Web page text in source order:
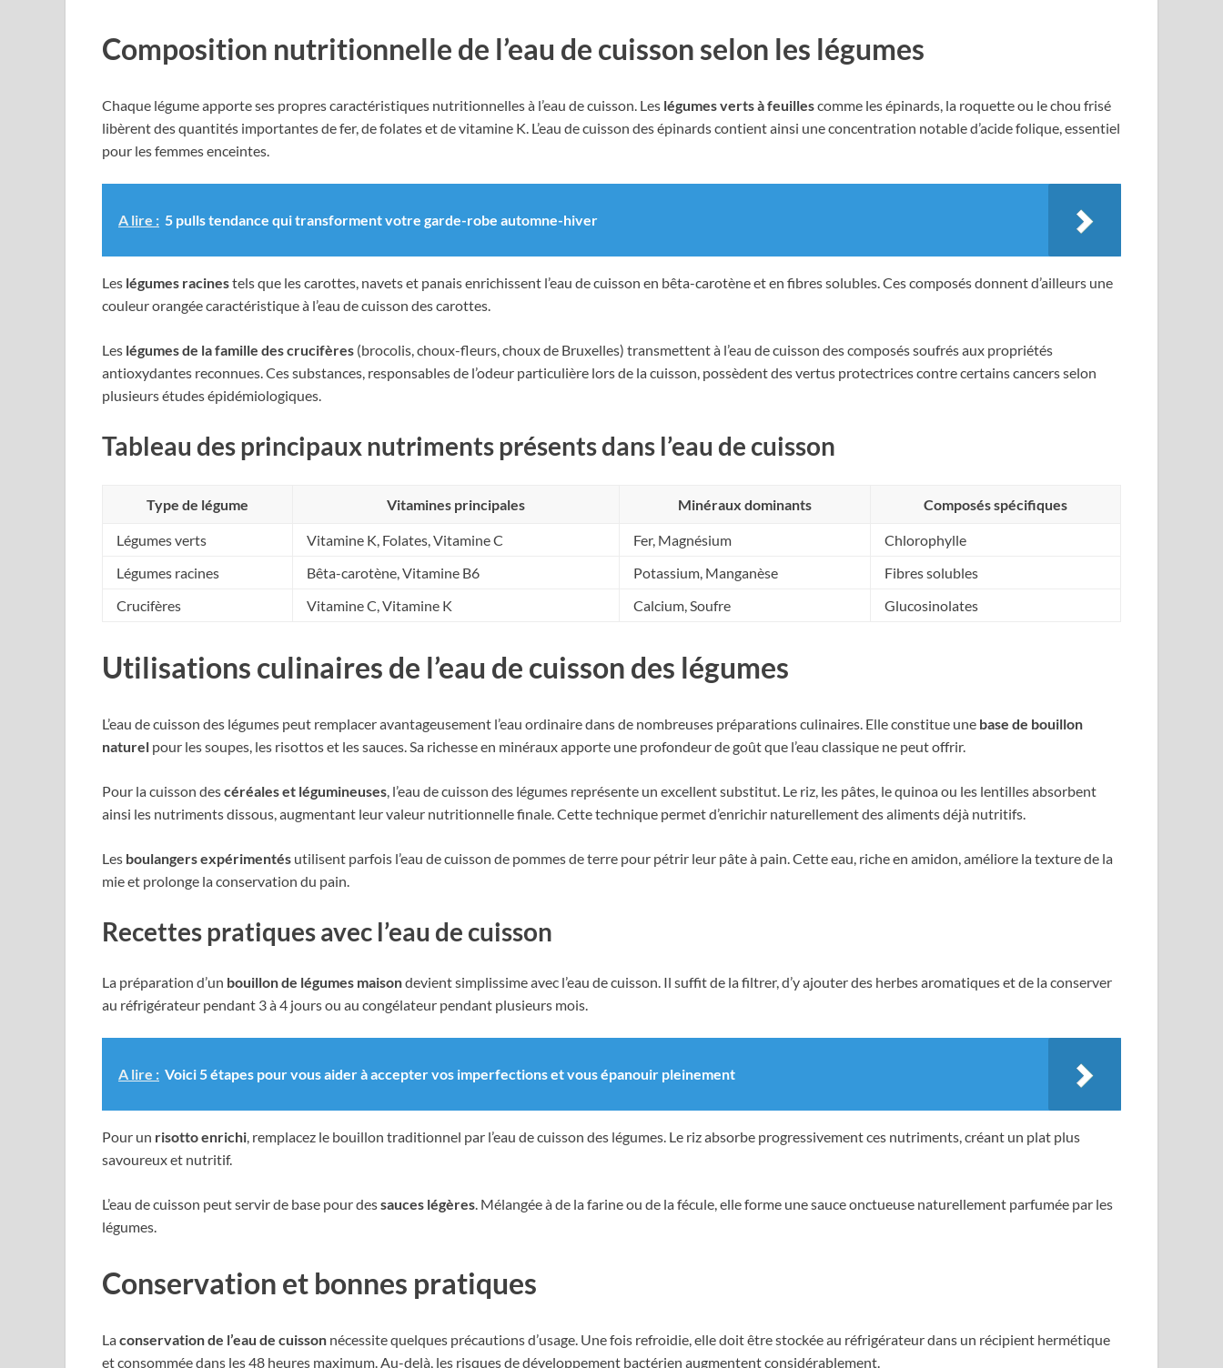
Composition nutritionnelle de l’eau de cuisson selon les légumes
Chaque légume apporte ses propres caractéristiques nutritionnelles à l’eau de cuisson. Les légumes verts à feuillescomme les épinards, la roquette ou le chou frisé
libèrent des quantités importantes de fer, de folates et de vitamine K. L’eau de cuisson des épinards contient ainsi une concentration notable d’acide folique, essentiel
pour les femmes enceintes.
A lire : 5 pulls tendance qui transforment votre garde-robe automne-hiver
Les légumes racinestels que les carottes, navets et panais enrichissent l’eau de cuisson en bêta-carotène et en fibres solubles. Ces composés donnent d’ailleurs une
couleur orangée caractéristique à l’eau de cuisson des carottes.
Les légumes de la famille des crucifères (brocolis, choux-fleurs, choux de Bruxelles) transmettent à l’eau de cuisson des composés soufrés aux propriétés
antioxydantes reconnues. Ces substances, responsables de l’odeur particulière lors de la cuisson, possèdent des vertus protectrices contre certains cancers selon
plusieurs études épidémiologiques.
Tableau des principaux nutriments présents dans l’eau de cuisson
Type de légume Vitamines principales Minéraux dominants Composés spécifiques
Légumes verts Vitamine K, Folates, Vitamine C Fer, Magnésium
Chlorophylle
Légumes racines
Bêta-carotène, Vitamine B6 Potassium, Manganèse
Fibres solubles
Crucifères
Vitamine C, Vitamine K Calcium, Soufre Glucosinolates
Utilisations culinaires de l’eau de cuisson des légumes
L’eau de cuisson des légumes peut remplacer avantageusement l’eau ordinaire dans de nombreuses préparations culinaires. Elle constitue une base de bouillon
naturel pour les soupes, les risottos et les sauces. Sa richesse en minéraux apporte une profondeur de goût que l’eau classique ne peut offrir.
Pour la cuisson descéréales et légumineuses , l’eau de cuisson des légumes représente un excellent substitut. Le riz, les pâtes, le quinoa ou les lentilles absorbent
ainsi les nutriments dissous, augmentant leur valeur nutritionnelle finale. Cette technique permet d’enrichir naturellement des aliments déjà nutritifs.
Les boulangers expérimentés utilisent parfois l’eau de cuisson de pommes de terre pour pétrir leur pâte à pain. Cette eau, riche en amidon, améliore la texture de la
mie et prolonge la conservation du pain.
Recettes pratiques avec l’eau de cuisson
La préparation d’un bouillon de légumes maisondevient simplissime avec l’eau de cuisson. Il suffit de la filtrer, d’y ajouter des herbes aromatiques et de la conserver
au réfrigérateur pendant 3 à 4 jours ou au congélateur pendant plusieurs mois.
A lire : Voici 5 étapes pour vous aider à accepter vos imperfections et vous épanouir pleinement
Pour un risotto enrichi, remplacez le bouillon traditionnel par l’eau de cuisson des légumes. Le riz absorbe progressivement ces nutriments, créant un plat plus
savoureux et nutritif.
L’eau de cuisson peut servir de base pour dessauces légères. Mélangée à de la farine ou de la fécule, elle forme une sauce onctueuse naturellement parfumée par les
légumes.
Conservation et bonnes pratiques
Laconservation de l’eau de cuisson nécessite quelques précautions d’usage. Une fois refroidie, elle doit être stockée au réfrigérateur dans un récipient hermétique
et consommée dans les 48 heures maximum. Au-delà, les risques de développement bactérien augmentent considérablement.